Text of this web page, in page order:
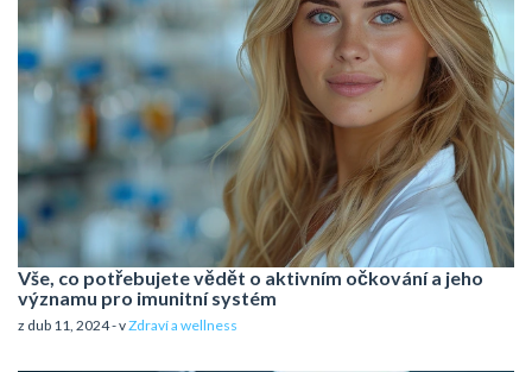
Vše, co potřebujete vědět o aktivním očkování a jeho
významu pro imunitní systém
z dub 11, 2024 - vZdraví a wellness